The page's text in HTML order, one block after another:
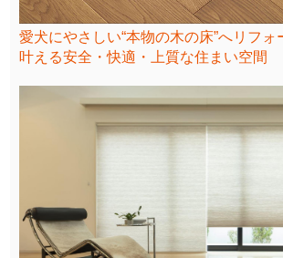
愛犬にやさしい“本物の木の床”へリフ
叶える安全・快適・上質な住まい空間